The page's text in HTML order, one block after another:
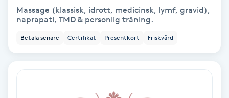
Huduppstramning
Hyaluronsyra
Massage (klassisk, idrott, medicinsk, lymf, gravid),
naprapati, TMD & personlig träning.
Betala senare Certifikat Presentkort Friskvård